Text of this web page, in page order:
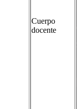
Cuerpo
docente